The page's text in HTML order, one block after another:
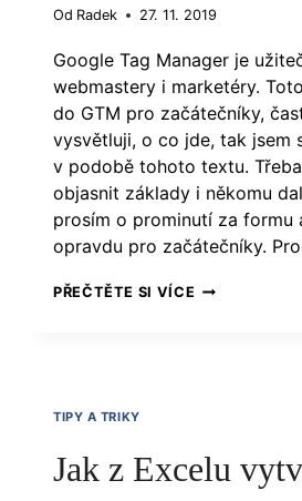
Od Radek 27. 11. 2019
Google Tag Manager je
webmastery i marketéry.
do GTM pro začátečníky,
vysvětluji, o co jde, tak jsem
v podobě tohoto textu.
objasnit základy i někomu
prosím o prominutí za formu
opravdu pro začátečníky.
PŘEČTĚTE SI VÍCE GOOGLE
TIPY A TRIKY
Jak z Excelu